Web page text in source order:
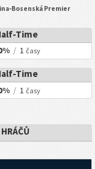
Bosenská Premier
Time
/ 1časy
Time
/ 1časy